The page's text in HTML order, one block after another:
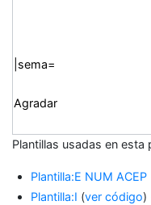
Plantillas usadas en esta
Plantilla:E NUM ACEP
Plantilla:I (ver código)